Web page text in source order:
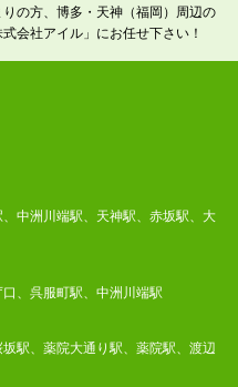
の方、博多・天神（福岡）周辺の
会社アイル」にお任せ下さい！
中洲川端駅、天神駅、赤坂駅、大
、呉服町駅、中洲川端駅
駅、薬院大通り駅、薬院駅、渡辺